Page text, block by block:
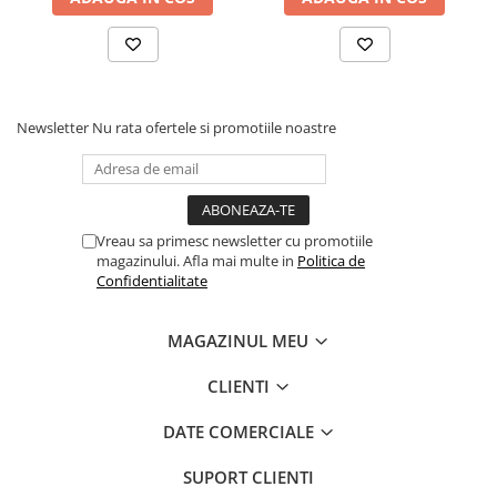
Newsletter Nu rata ofertele si promotiile noastre
Vreau sa primesc newsletter cu promotiile
magazinului. Afla mai multe in Politica de
Confidentialitate
MAGAZINUL MEU
CLIENTI
DATE COMERCIALE
SUPORT CLIENTI